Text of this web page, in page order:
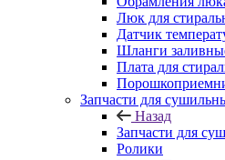
Люк для
Датчик
Шланги
Плата для
Запчасти для
Назад
Запчасти для
Ролики